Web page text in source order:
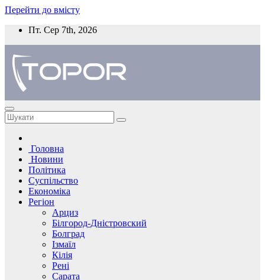
Перейти до вмісту
Пт. Сер 7th, 2026
Головна
Новини
Політика
Суспільство
Економіка
Регіон
Арциз
Білгород-Дністровский
Болград
Ізмаїл
Кілія
Рені
Сарата